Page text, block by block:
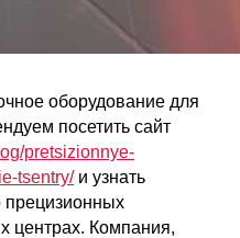
оборудование для
посетить сайт
pretsizionnye-
tsentry/и узнать
центрах. Компания,